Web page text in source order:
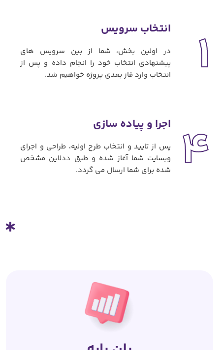
1 انتخاب سرویس
در اولین بخش، شما از بین سرویس های
پیشنهادی انتخاب خود را انجام داده و پس از
انتخاب وارد فاز بعدی پروژه خواهیم شد.
4 اجرا و پیاده سازی
پس از تایید و انتخاب طرح اولیه، طراحی و اجرای
وبسایت شما آغاز شده و طبق ددلاین مشخص
شده برای شما ارسال می گردد.